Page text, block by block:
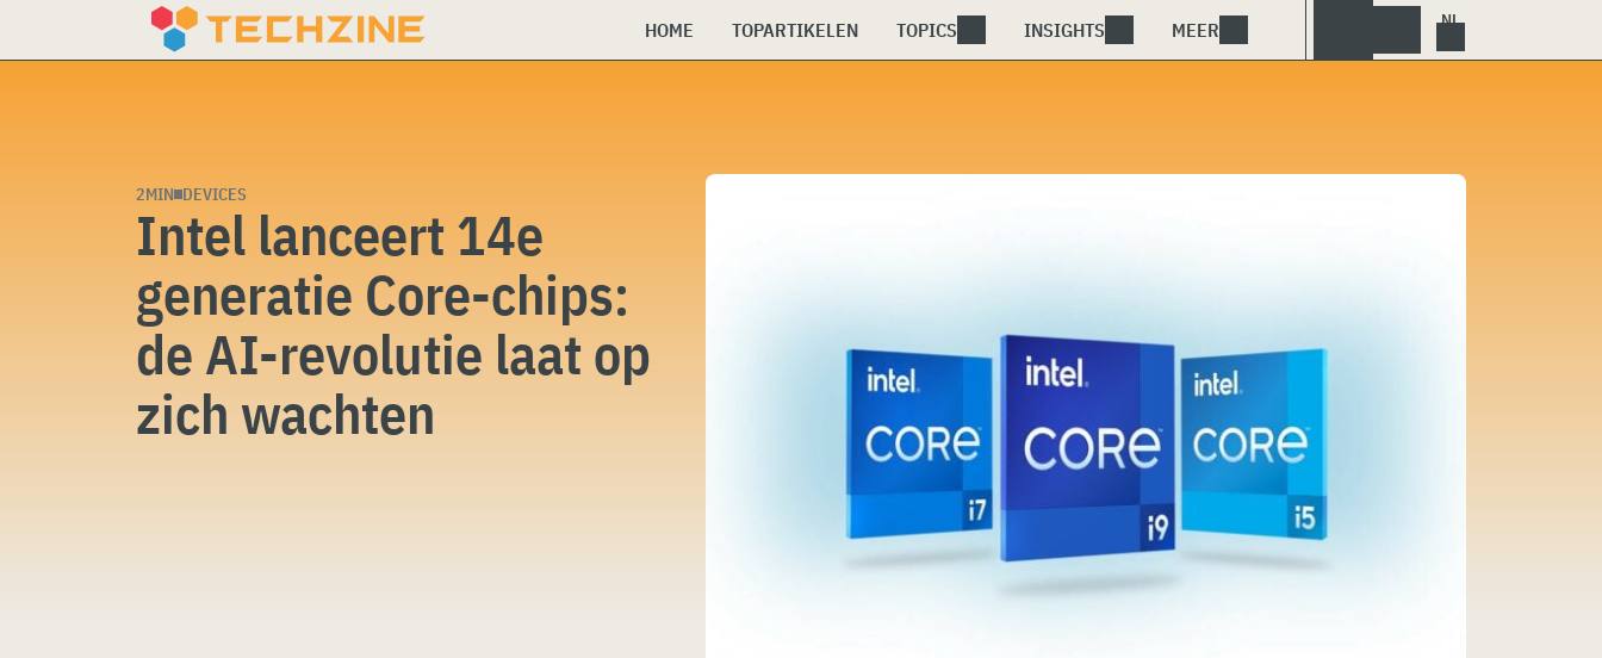
HOME TOPARTIKELEN TOPICS INSIGHTS MEER
2MIN DEVICES
Intel lanceert 14e
generatie Core-chips:
de AI-revolutie laat op
zich wachten